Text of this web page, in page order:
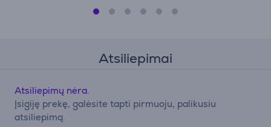
Atsiliepimai
Atsiliepimų nėra.
Įsigiję prekę, galėsite tapti pirmuoju, palikusiu
atsiliepimą.